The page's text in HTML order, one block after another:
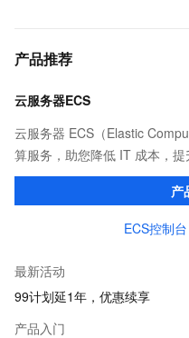
产品推荐
云服务器ECS
云服务器 ECS（Elastic
算服务，助您降低 IT 成本，
创新。
产
ECS控制台
最新活动
99计划延1年，优惠续享
产品入门